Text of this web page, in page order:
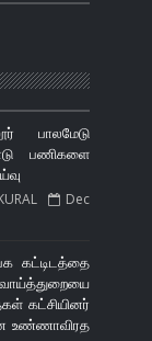
பாலமேடு
பணிகளை
Dec
கட்டிடத்தை
கட்சியினர்
உண்ணாவிரத